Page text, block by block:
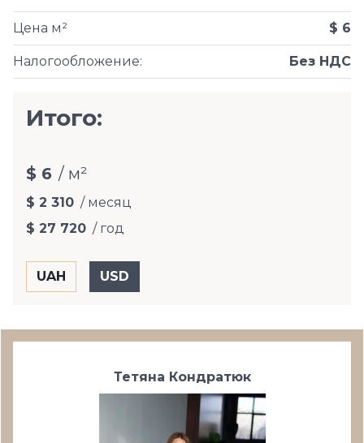
Налогообложение: Без НДС
Цена м² $ 6
Итого:
$ 6 / м²
$ 2 310 / месяц
$ 27 720 / год
Тетяна Кондратюк